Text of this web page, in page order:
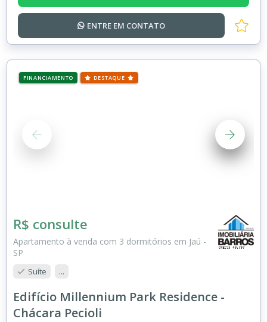
ENTRE EM CONTATO
FINANCIAMENTO DESTAQUE
R$ consulte
Apartamento à venda com 3 dormitórios em Jaú -
SP
Suíte ...
Edifício Millennium Park Residence -
Chácara Pecioli